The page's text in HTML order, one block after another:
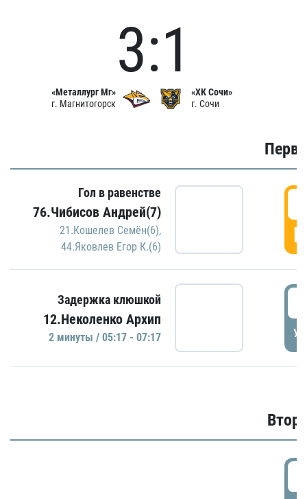
«Металлург Мг»
г. Магнитогорск
3:1
«ХК Сочи»
г. Сочи
Гол в равенстве
76.Чибисов Андрей(7)
21.Кошелев Семён(6),
44.Яковлев Егор К.(6)
Задержка клюшкой
12.Неколенко Архип
2 минуты / 05:17 - 07:17